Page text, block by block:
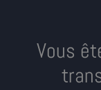
Vous